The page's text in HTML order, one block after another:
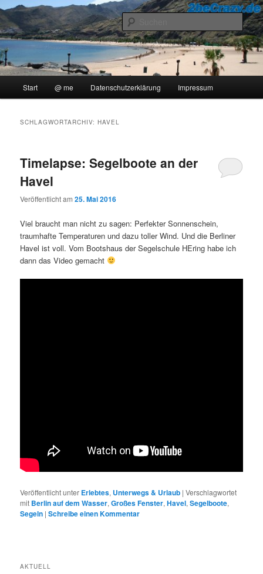
Zum
primären
Inhalt
springen
Zum
sekundären
Inhalt
springen2beCrazy
..::Ollis Blog::..
Start @ me Datenschutzerklärung Impressum
SCHLAGWORTARCHIV:HAVEL
Timelapse: Segelboote an der
Havel
Veröffentlicht am25. Mai 2016
Viel braucht man nicht zu sagen: Perfekter Sonnenschein,
traumhafte Temperaturen und dazu toller Wind. Und die Berliner
Havel ist voll. Vom Bootshaus der Segelschule HEring habe ich
dann das Video gemacht
Veröffentlicht unter Erlebtes, Unterwegs & Urlaub |Verschlagwortet
mit Berlin auf dem Wasser,Großes Fenster,Havel,Segelboote,
Segeln |Schreibe einen Kommentar
AKTUELL